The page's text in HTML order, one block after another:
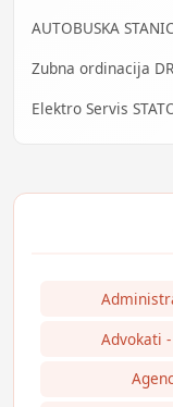
AUTOBUSKA
Zubna ordinacija
Elektro Servis
Advokati